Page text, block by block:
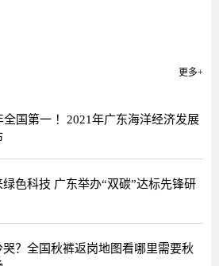
更多+
全国第一 ！2021年广东海洋经济发展
色科技 广东举办“双碳”达标先锋研
哭？全国秋裤返岗地图看哪里需要秋